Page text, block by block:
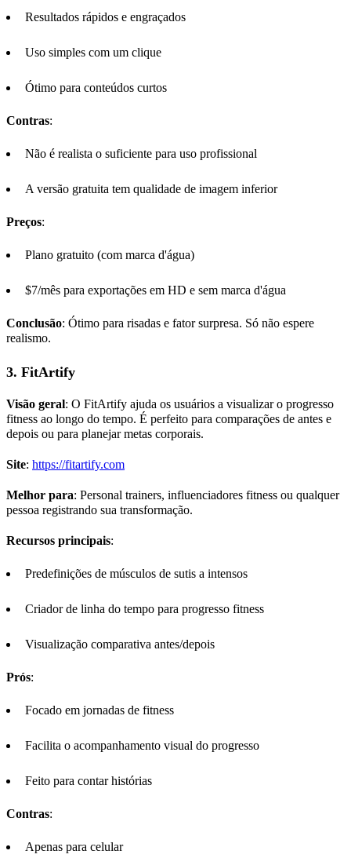
Resultados rápidos e engraçados
Uso simples com um clique
Ótimo para conteúdos curtos
Contras:
Não é realista o suficiente para uso profissional
A versão gratuita tem qualidade de imagem inferior
Preços:
Plano gratuito (com marca d'água)
$7/mês para exportações em HD e sem marca d'água
Conclusão: Ótimo para risadas e fator surpresa. Só não espere
realismo.
3. FitArtify
Visão geral: O FitArtify ajuda os usuários a visualizar o progresso
fitness ao longo do tempo. É perfeito para comparações de antes e
depois ou para planejar metas corporais.
Site: https://fitartify.com
Melhor para: Personal trainers, influenciadores fitness ou qualquer
pessoa registrando sua transformação.
Recursos principais:
Predefinições de músculos de sutis a intensos
Criador de linha do tempo para progresso fitness
Visualização comparativa antes/depois
Prós:
Focado em jornadas de fitness
Facilita o acompanhamento visual do progresso
Feito para contar histórias
Contras:
Apenas para celular